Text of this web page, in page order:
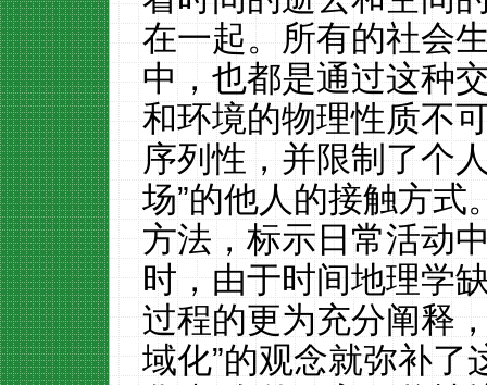
在一起。所有的社会
中，也都是通过这种
和环境的物理性质不
序列性，并限制了个
场”的他人的接触方式
方法，标示日常活动
时，由于时间地理学
过程的更为充分阐释
域化”的观念就弥补了